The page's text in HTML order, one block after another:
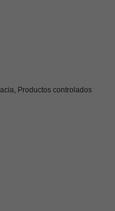
Productos controlados